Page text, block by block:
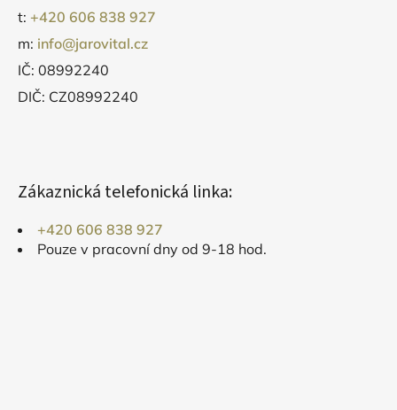
t: +420 606 838 927
m: info@jarovital.cz
IČ: 08992240
DIČ: CZ08992240
Zákaznická telefonická linka:
+420 606 838 927
Pouze v pracovní dny od 9-18 hod.